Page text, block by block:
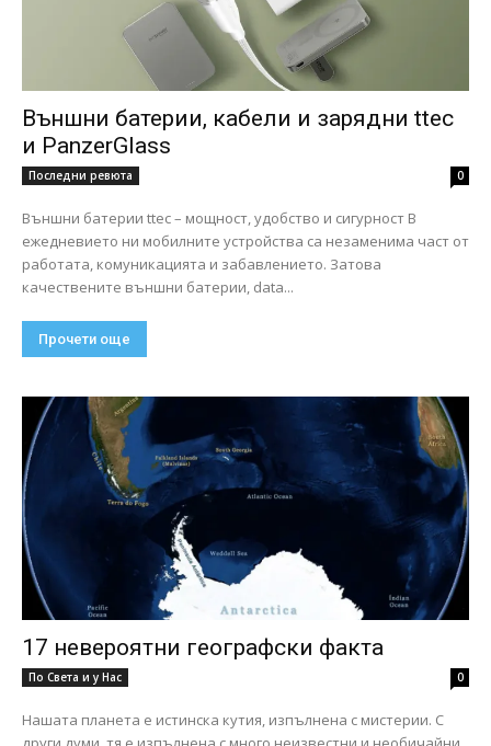
Външни батерии, кабели и зарядни ttec
и PanzerGlass
Последни ревюта 0
Външни батерии ttec – мощност, удобство и сигурност В
ежедневието ни мобилните устройства са незаменима част от
работата, комуникацията и забавлението. Затова
качествените външни батерии, data...
Прочети още
17 невероятни географски факта
По Света и у Нас 0
Нашата планета е истинска кутия, изпълнена с мистерии. С